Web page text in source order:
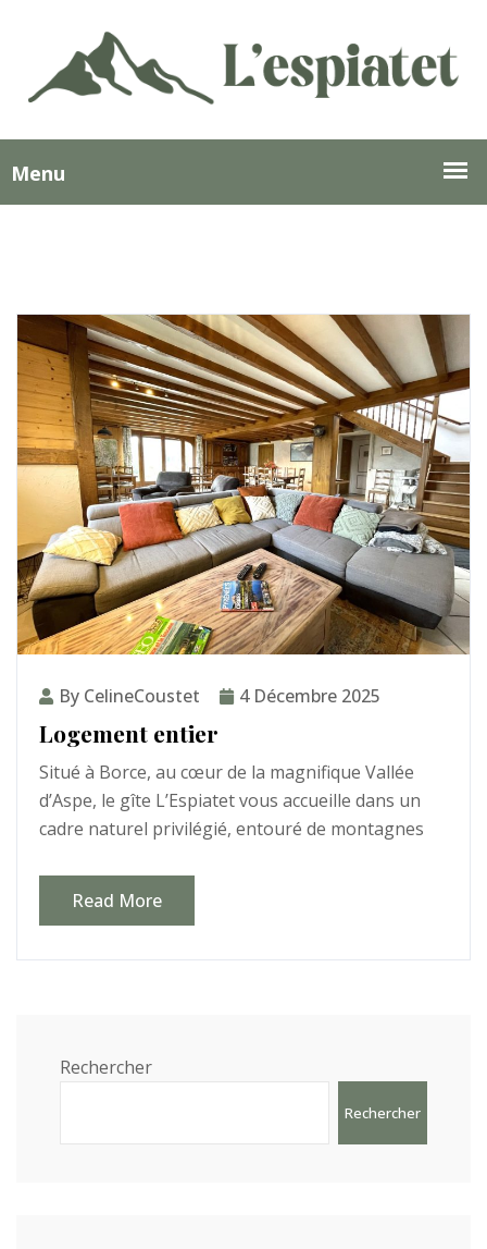
By CelineCoustet 4 Décembre 2025
Logement entier
Situé à Borce, au cœur de la magnifique Vallée
d’Aspe, le gîte L’Espiatet vous accueille dans un
cadre naturel privilégié, entouré de montagnes
Read More
Rechercher
Rechercher